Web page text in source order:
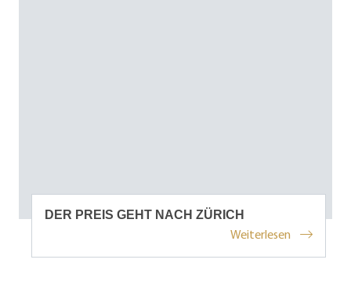
DER PREIS GEHT NACH ZÜRICH
Weiterlesen